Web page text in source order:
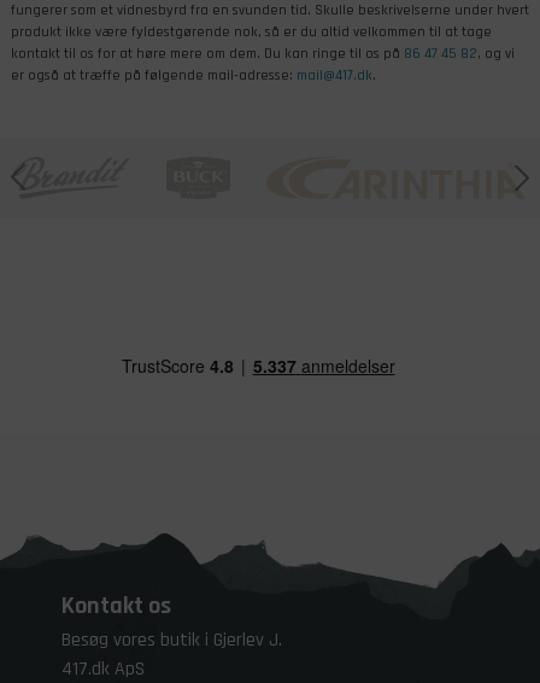
fungerer som et vidnesbyrd fra en svunden tid. Skulle beskrivelserne under hvert
produkt ikke være fyldestgørende nok, så er du altid velkommen til at tage
kontakt til os for at høre mere om dem. Du kan ringe til os på 86 47 45 82, og vi
er også at træffe på følgende mail-adresse: mail@417.dk.
Kontakt os
Besøg vores butik i Gjerlev J.
417.dk ApS